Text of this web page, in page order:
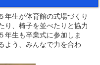
年生が体育館の式場づくり
り、椅子を並べたりと協力
年生も卒業式に参加しま
よう、みんなで力を合わ